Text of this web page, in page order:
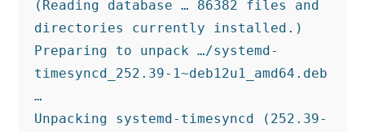
(Reading database … 86382 files and
directories currently installed.)
Preparing to unpack …/systemd-
timesyncd_252.39-1~deb12u1_amd64.deb
…
Unpacking systemd-timesyncd (252.39-